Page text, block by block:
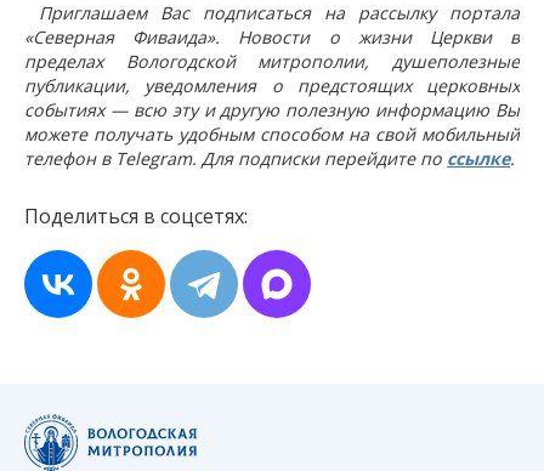
Приглашаем Вас подписаться на рассылку портала
«Северная Фиваида». Новости о жизни Церкви в
пределах Вологодской митрополии, душеполезные
публикации, уведомления о предстоящих церковных
событиях — всю эту и другую полезную информацию Вы
можете получать удобным способом на свой мобильный
телефон в Telegram. Для подписки перейдите по ссылке.
Поделиться в соцсетях: